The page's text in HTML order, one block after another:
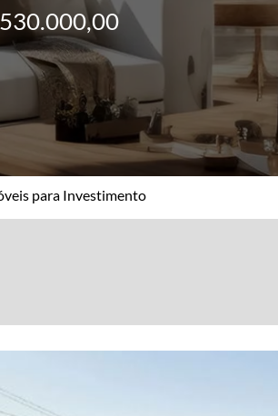
para Investimento